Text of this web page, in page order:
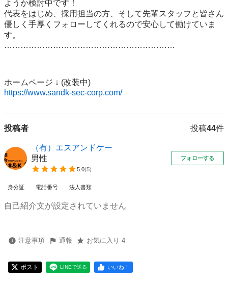
ようか検討中です！
代表をはじめ、採用担当の方、そして先輩スタッフと皆さん
優しく手厚くフォローしてくれるので安心して働けていま
す。
………………………………………………………
https://www.sandk-sec-corp.com/
投稿者 投稿44件
（有）エスアンドケー
男性
5.0(5)
フォローする
身分証 電話番号 法人書類
自己紹介文が設定されていません
注意事項 通報 お気に入り 4
ポスト LINEで送る いいね！